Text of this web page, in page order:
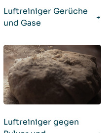
Luftreiniger Gerüche
und Gase
Luftreiniger gegen